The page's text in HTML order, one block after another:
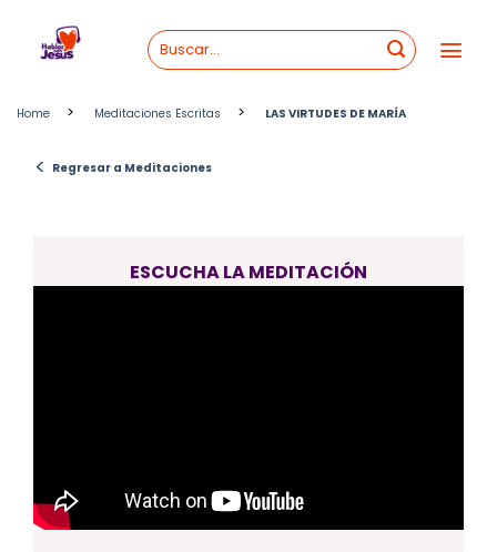
content
Home > Meditaciones Escritas > LAS VIRTUDES DE MARÍA
< Regresar a Meditaciones
ESCUCHA LA MEDITACIÓN